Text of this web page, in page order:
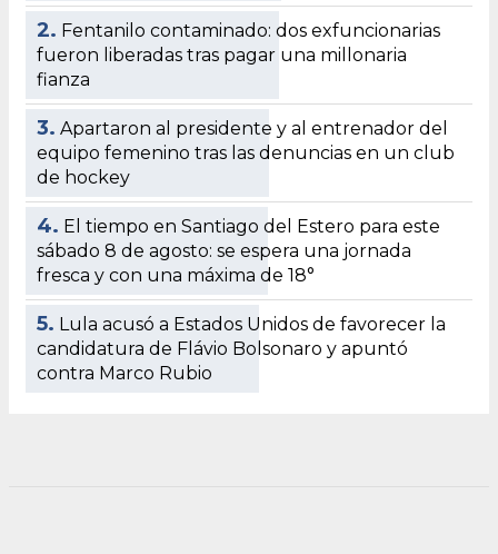
2. Fentanilo contaminado: dos exfuncionarias
fueron liberadas tras pagar una millonaria
fianza
3. Apartaron al presidente y al entrenador del
equipo femenino tras las denuncias en un club
de hockey
4. El tiempo en Santiago del Estero para este
sábado 8 de agosto: se espera una jornada
fresca y con una máxima de 18°
5. Lula acusó a Estados Unidos de favorecer la
candidatura de Flávio Bolsonaro y apuntó
contra Marco Rubio